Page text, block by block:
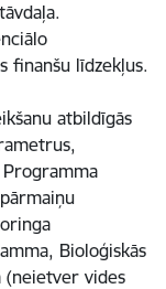
finanšu līdzekļus.
atbildīgās
Bioloģiskās
(neietver vides